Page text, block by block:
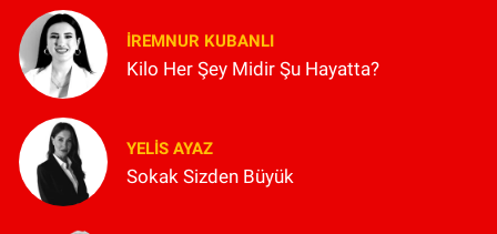
İREMNUR KUBANLI
Kilo Her Şey Midir Şu Hayatta?
YELIS AYAZ
Sokak Sizden Büyük